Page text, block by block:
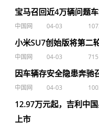
宝马召回近4万辆问题
中国网 04-03
小米SU7创始版将第二
中国网 04-03 715
因车辆存安全隐患奔驰
中国网 04-03
12.97万元起，吉利中
上市